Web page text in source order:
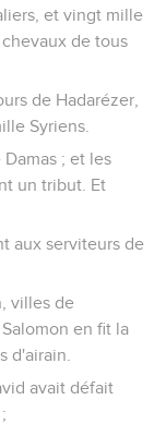
et vingt mille
de tous
de Hadarézer,
Syriens.
; et les
un tribut. Et
aux serviteurs de
villes de
en fit la
d'airain.
avait défait